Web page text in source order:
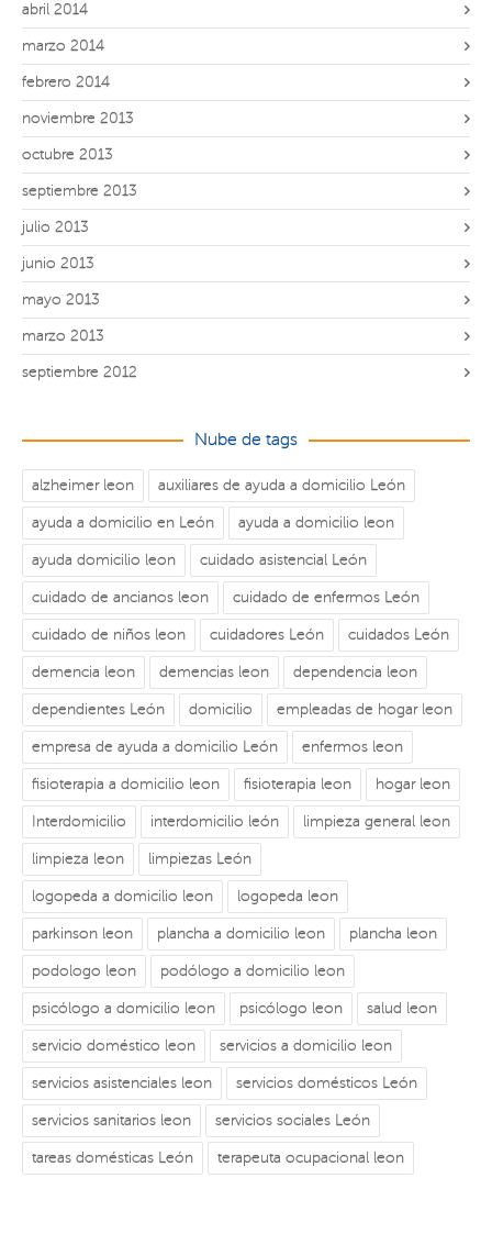
abril 2014
marzo 2014
febrero 2014
noviembre 2013
octubre 2013
septiembre 2013
julio 2013
junio 2013
mayo 2013
marzo 2013
septiembre 2012
Nube de tags
alzheimer leon auxiliares de ayuda a domicilio León
ayuda a domicilio en León ayuda a domicilio leon
ayuda domicilio leon cuidado asistencial León
cuidado de ancianos leon cuidado de enfermos León
cuidado de niños leon cuidadores León cuidados León
demencia leon demencias leon dependencia leon
dependientes León domicilio empleadas de hogar leon
empresa de ayuda a domicilio León enfermos leon
fisioterapia a domicilio leon fisioterapia leon hogar leon
Interdomicilio interdomicilio león limpieza general leon
limpieza leon limpiezas León
logopeda a domicilio leon logopeda leon
parkinson leon plancha a domicilio leon plancha leon
podologo leon podólogo a domicilio leon
psicólogo a domicilio leon psicólogo leon salud leon
servicio doméstico leon servicios a domicilio leon
servicios asistenciales leon servicios domésticos León
servicios sanitarios leon servicios sociales León
tareas domésticas León terapeuta ocupacional leon